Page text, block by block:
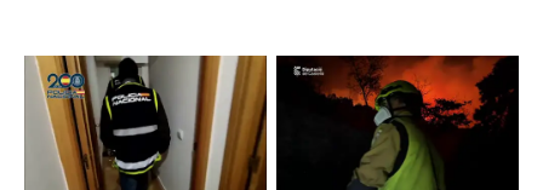
Narcotrafico